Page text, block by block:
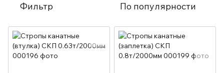
Фильтр По популярности